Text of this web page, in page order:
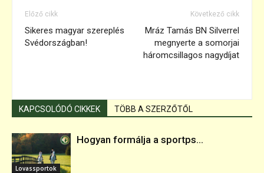
Előző cikk
Sikeres magyar szereplés
Svédországban!
Következő cikk
Mráz Tamás BN Silverrel
megnyerte a somorjai
háromcsillagos nagydíjat
KAPCSOLÓDÓ CIKKEK TÖBB A SZERZŐTŐL
Lovassportok
Hogyan formálja a sportps...